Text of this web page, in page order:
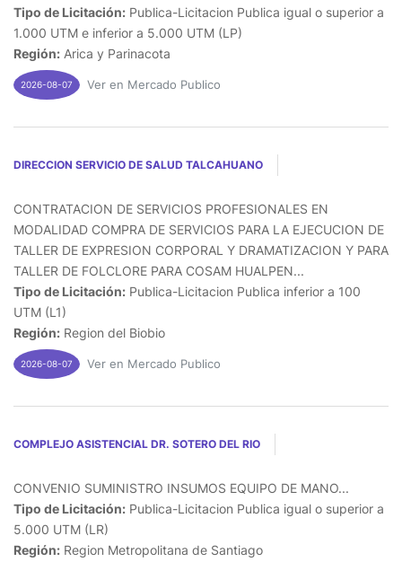
Tipo de Licitación: Publica-Licitacion Publica igual o superior a
1.000 UTM e inferior a 5.000 UTM (LP)
Región: Arica y Parinacota
2026-08-07 Ver en Mercado Publico
DIRECCION SERVICIO DE SALUD TALCAHUANO
CONTRATACION DE SERVICIOS PROFESIONALES EN
MODALIDAD COMPRA DE SERVICIOS PARA LA EJECUCION DE
TALLER DE EXPRESION CORPORAL Y DRAMATIZACION Y PARA
TALLER DE FOLCLORE PARA COSAM HUALPEN...
Tipo de Licitación: Publica-Licitacion Publica inferior a 100
UTM (L1)
Región: Region del Biobio
2026-08-07 Ver en Mercado Publico
COMPLEJO ASISTENCIAL DR. SOTERO DEL RIO
CONVENIO SUMINISTRO INSUMOS EQUIPO DE MANO...
Tipo de Licitación: Publica-Licitacion Publica igual o superior a
5.000 UTM (LR)
Región: Region Metropolitana de Santiago